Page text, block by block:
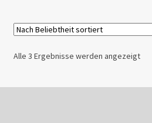
Alle 3 Ergebnisse werden angezeigtNach